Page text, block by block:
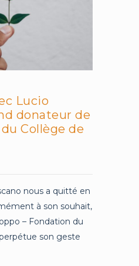
Lucio
donateur de
Collège de
nous a quitté en
à son souhait,
– Fondation du
son geste